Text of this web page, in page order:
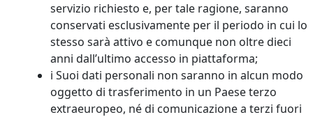
servizio richiesto e, per tale ragione, saranno
conservati esclusivamente per il periodo in cui lo
stesso sarà attivo e comunque non oltre dieci
anni dall’ultimo accesso in piattaforma;
i Suoi dati personali non saranno in alcun modo
oggetto di trasferimento in un Paese terzo
extraeuropeo, né di comunicazione a terzi fuori